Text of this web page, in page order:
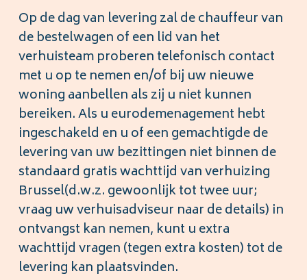
Op de dag van levering zal de chauffeur van
de bestelwagen of een lid van het
verhuisteam proberen telefonisch contact
met u op te nemen en/of bij uw nieuwe
woning aanbellen als zij u niet kunnen
bereiken. Als u eurodemenagement hebt
ingeschakeld en u of een gemachtigde de
levering van uw bezittingen niet binnen de
standaard gratis wachttijd van verhuizing
Brussel(d.w.z. gewoonlijk tot twee uur;
vraag uw verhuisadviseur naar de details) in
ontvangst kan nemen, kunt u extra
wachttijd vragen (tegen extra kosten) tot de
levering kan plaatsvinden.